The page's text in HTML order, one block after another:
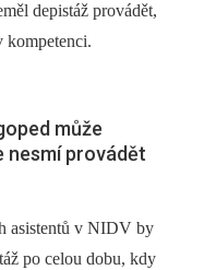
depistáž provádět,
kompetenci.
může
nesmí provádět
asistentů v NIDV by
po celou dobu, kdy